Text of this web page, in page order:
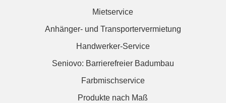
Mietservice
Anhänger- und Transportervermietung
Handwerker-Service
Seniovo: Barrierefreier Badumbau
Farbmischservice
Produkte nach Maß